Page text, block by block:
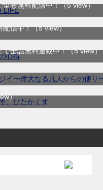
全巻無料配信中！（5 view）
最新刊第2巻！サンデーうぇぶ
配信中！（5 view）
心得｜最新刊第3巻！マンガ
で全話無料連載中！（5 view）
イ〜偉大なる凡人からの便り
読める公式マンガアプリ（5
、ひたかくす｜全10巻完結！サ
ぶりで最終巻まで全巻無料配信
）